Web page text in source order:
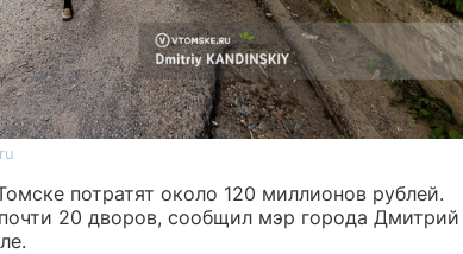
потратят около 120 миллионов рублей.
20 дворов, сообщил мэр города Дмитрий